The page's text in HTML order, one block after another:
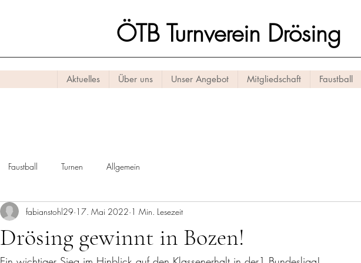
ÖTB Turnverein Drösing
Aktuelles Über uns Unser Angebot Mitgliedschaft Faustball
Faustball Turnen Allgemein
Drösing gewinnt in Bozen!
fabianstohl29 17. Mai 2022 1 Min. Lesezeit